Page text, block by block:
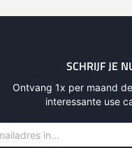
SCHRIJF JE
Ontvang 1x per maand
interessante use